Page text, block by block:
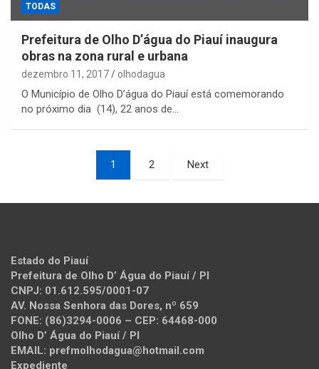
TODAS
Prefeitura de Olho D’água do Piauí inaugura
obras na zona rural e urbana
dezembro 11, 2017 olhodagua
O Município de Olho D’água do Piauí está comemorando
no próximo dia (14), 22 anos de…
posts
1 2 Next
Estado do Piauí
Prefeitura de Olho D’ Água do Piauí / PI
CNPJ: 01.612.595/0001-07
AV. Nossa Senhora das Dores, nº 659
FONE: (86)3294-0006 – CEP: 64468-000
Olho D’ Água do Piauí / PI
EMAIL: prefmolhodagua@hotmail.com
Expediente